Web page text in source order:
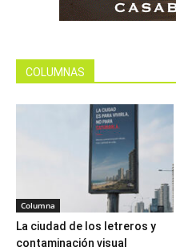
COLUMNAS
Columna
La ciudad de los letreros y
contaminación visual